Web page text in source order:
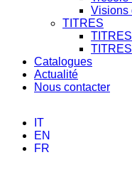
Visions
TITRES
Catalogues
Actualité
Nous contacter
IT
EN
FR